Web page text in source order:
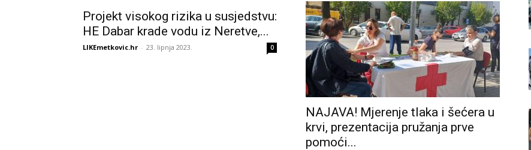
Projekt visokog rizika u susjedstvu:
HE Dabar krade vodu iz Neretve,...
LIKEmetkovic.hr - 23. lipnja 2023. 0
NAJAVA! Mjerenje tlaka i šećera u
krvi, prezentacija pružanja prve
pomoći...